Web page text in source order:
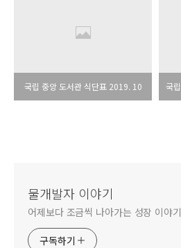
국립 중앙 도서관 식단표 2019. 10
물개발자 이야기
어제보다 조금씩 나아가는 성장 이야기
구독하기